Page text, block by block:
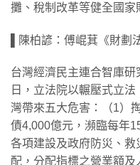
攤、稅制改革等健全國家
​▌陳柏諺：傅崐萁《財劃
台灣經濟民主連合智庫
日，立法院以輾壓式立
灣帶來五大危害：（1）
債4,000億元，瀕臨每年
各項建設及政府防災、
配，分配指標之營業額